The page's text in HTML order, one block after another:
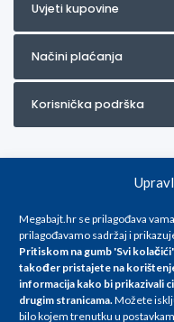
Megabajt.hr se prilagođava
prilagođavamo sadržaj i
Pritiskom na gumb 'Svi
također pristajete na
informacija kako bi prikazivali
drugim stranicama.Možete
bilo kojem trenutku u
Uvjeti kupovine
Načini plaćanja
Korisnička podrška
Za artikle kojih trenutno
info@megabajt.hr. Sve cijene
promjenama, a
iskazane su za avansno